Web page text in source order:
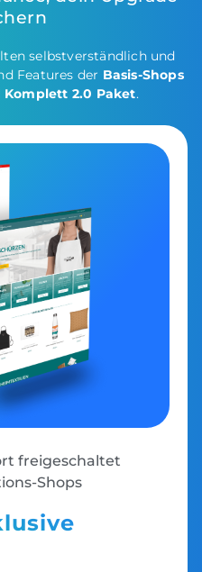
selbstverständlich und
Features der Basis-Shops
2.0 Paket.
freigeschaltet
Shops